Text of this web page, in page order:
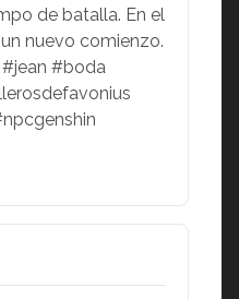
de batalla. En el
nuevo comienzo.
#boda